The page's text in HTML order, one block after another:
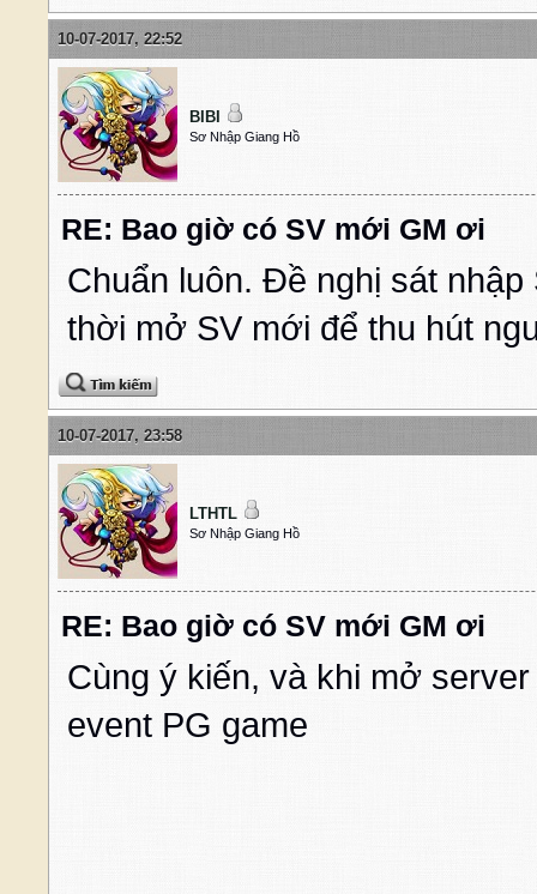
10-07-2017, 22:52
BIBI
Sơ Nhập Giang Hồ
RE: Bao giờ có SV mới GM ơi
Chuẩn luôn. Đề nghị sát
thời mở SV mới để thu hút
10-07-2017, 23:58
LTHTL
Sơ Nhập Giang Hồ
RE: Bao giờ có SV mới GM ơi
Cùng ý kiến, và khi mở
event PG game